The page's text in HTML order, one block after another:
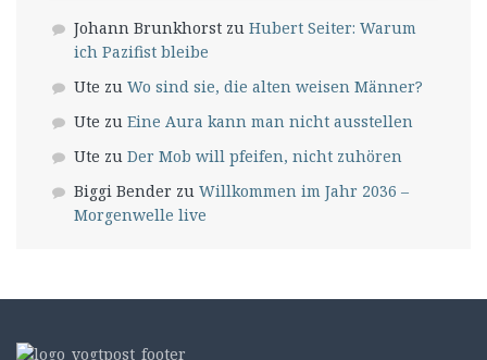
Johann Brunkhorst zu Hubert Seiter: Warum
ich Pazifist bleibe
Ute zu Wo sind sie, die alten weisen Männer?
Ute zu Eine Aura kann man nicht ausstellen
Ute zu Der Mob will pfeifen, nicht zuhören
Biggi Bender zu Willkommen im Jahr 2036 –
Morgenwelle live